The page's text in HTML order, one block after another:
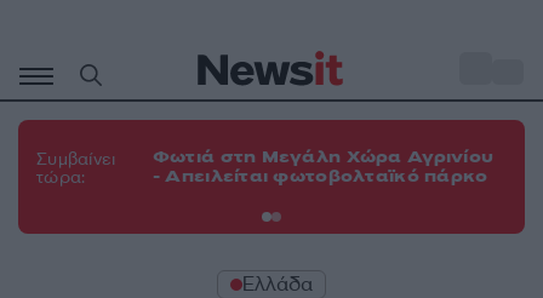
περιεχόμενο
Συμβαίνει
τώρα:
Φωτιά στη Μεγάλη Χώρα Αγρινίου
- Απειλείται φωτοβολταϊκό πάρκο
Ελλάδα